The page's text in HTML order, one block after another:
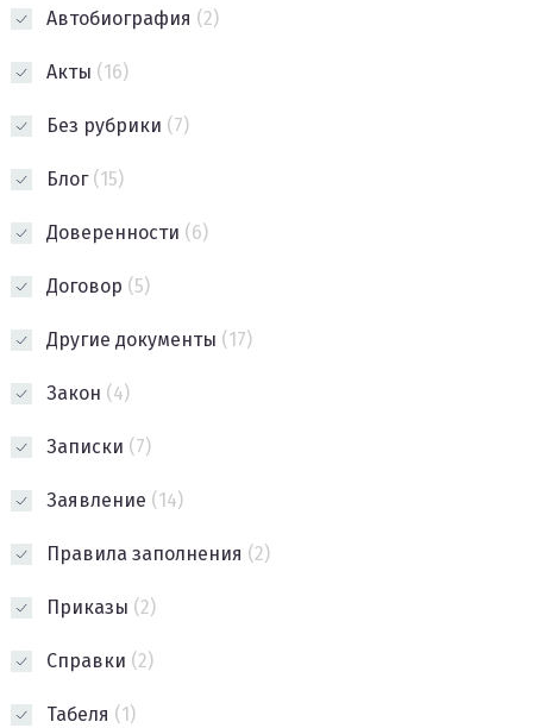
Автобиография (2)
Акты (16)
Без рубрики (7)
Блог(15)
Доверенности (6)
Договор (5)
Другие документы (17)
Закон (4)
Записки (7)
Заявление (14)
Правила заполнения (2)
Приказы (2)
Справки (2)
Табеля (1)